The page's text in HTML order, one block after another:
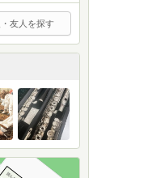
友人を探す